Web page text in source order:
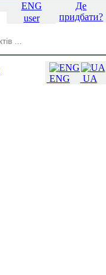
Де
придбати?
ENG
UA
ENG
user